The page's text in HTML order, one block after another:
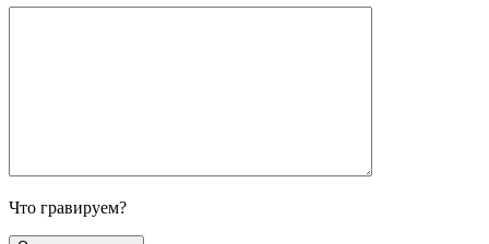
Что гравируем?